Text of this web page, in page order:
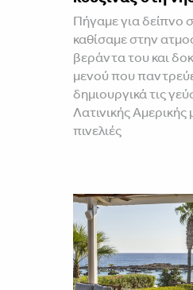
Πήγαμε για δείπνο
καθίσαμε στην
βεράντα του και
μενού που
δημιουργικά τις
Λατινικής Αμερικής
πινελιές